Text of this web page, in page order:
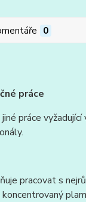
0
práce
práce
pracovat s